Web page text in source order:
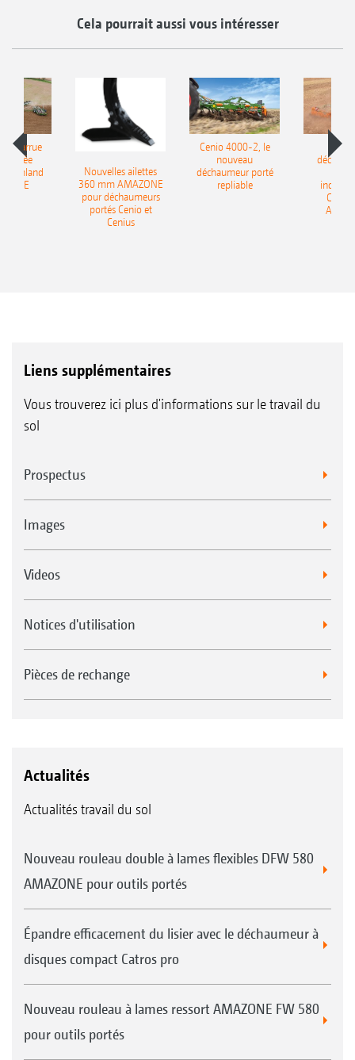
Cela pourrait aussi vous intéresser
charrue
portée
Onland
Nouvelles ailettes
360 mm AMAZONE
pour déchaumeurs
portés Cenio et
Cenius
Cenio 4000-2, le
nouveau
déchaumeur porté
repliable
Liens supplémentaires
Vous trouverez ici plus d'informations sur le travail du
sol
Prospectus
Images
Videos
Notices d'utilisation
Pièces de rechange
Actualités
Actualités travail du sol
Nouveau rouleau double à lames flexibles DFW 580
AMAZONE pour outils portés
Épandre efficacement du lisier avec le déchaumeur à
disques compact Catros pro
Nouveau rouleau à lames ressort AMAZONE FW 580
pour outils portés